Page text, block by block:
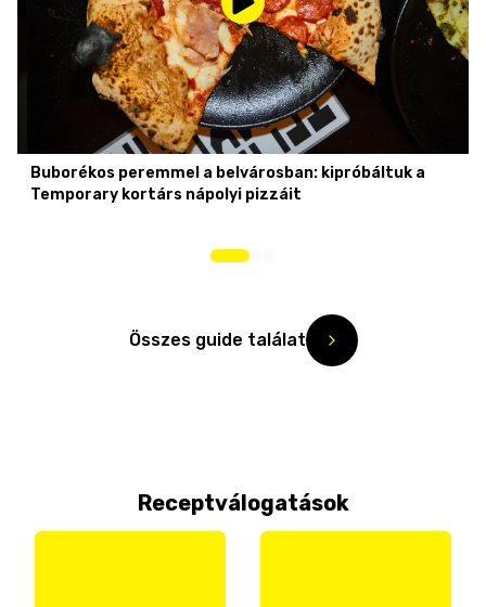
Buborékos peremmel a belvárosban: kipróbáltuk a
Temporary kortárs nápolyi pizzáit
Összes guide találat
Receptválogatások